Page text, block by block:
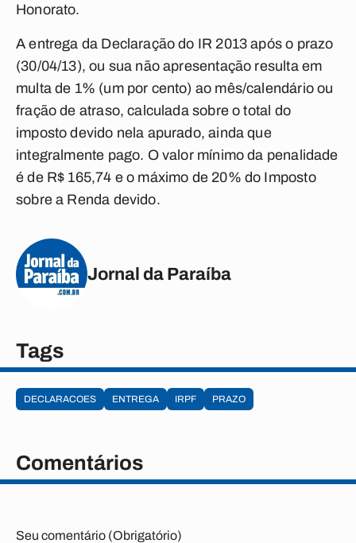
Honorato.
A entrega da Declaração do IR 2013 após o prazo
(30/04/13), ou sua não apresentação resulta em
multa de 1% (um por cento) ao mês/calendário ou
fração de atraso, calculada sobre o total do
imposto devido nela apurado, ainda que
integralmente pago. O valor mínimo da penalidade
é de R$ 165,74 e o máximo de 20% do Imposto
sobre a Renda devido.
Jornal da Paraíba
Tags
DECLARACOES ENTREGA IRPF PRAZO
Comentários
Seu comentário (Obrigatório)